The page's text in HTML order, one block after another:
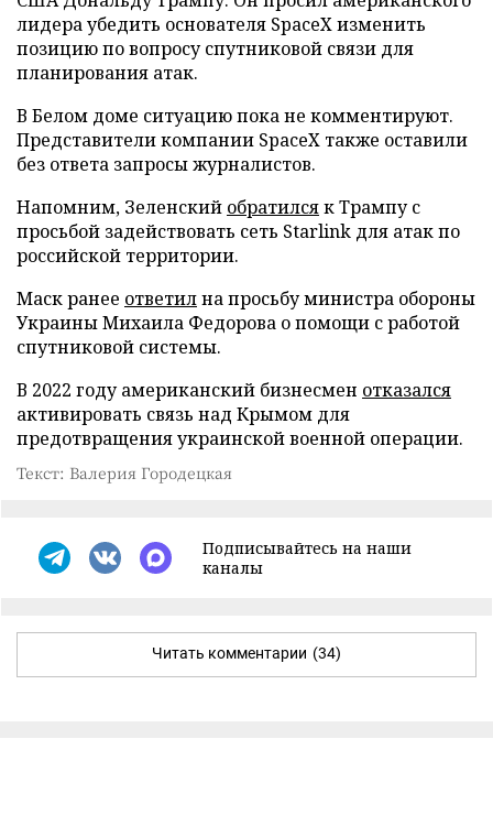
лидера убедить основателя SpaceX изменить
позицию по вопросу спутниковой связи для
планирования атак.
В Белом доме ситуацию пока не комментируют.
Представители компании SpaceX также оставили
без ответа запросы журналистов.
Напомним, Зеленский обратилсяк Трампу с
просьбой задействовать сеть Starlink для атак по
российской территории.
Маск ранее ответилна просьбу министра обороны
Украины Михаила Федорова о помощи с работой
спутниковой системы.
В 2022 году американский бизнесмен отказался
активировать связь над Крымом для
предотвращения украинской военной операции.
Текст: Валерия Городецкая
Подписывайтесь на наши
каналы
Читать комментарии (34)